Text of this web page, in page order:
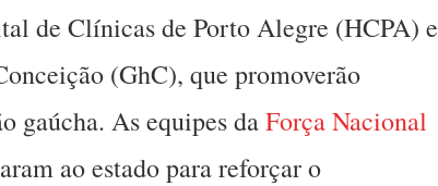
de Clínicas de Porto Alegre (HCPA) e
(GhC), que promoverão
gaúcha. As equipes daForça Nacional
ao estado para reforçar o